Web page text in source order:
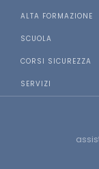
ALTA FORMAZIONE
SCUOLA
CORSI SICUREZZA
SERVIZI